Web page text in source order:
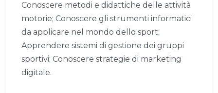
Conoscere metodi e didattiche delle attività
motorie; Conoscere gli strumenti informatici
da applicare nel mondo dello sport;
Apprendere sistemi di gestione dei gruppi
sportivi; Conoscere strategie di marketing
digitale.